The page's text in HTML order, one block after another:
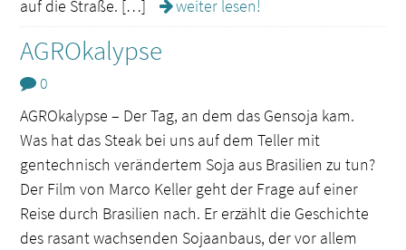
auf die Straße. […]
weiter lesen!
AGROkalypse
0
AGROkalypse – Der Tag, an dem das Gensoja kam.
Was hat das Steak bei uns auf dem Teller mit
gentechnisch verändertem Soja aus Brasilien zu tun?
Der Film von Marco Keller geht der Frage auf einer
Reise durch Brasilien nach. Er erzählt die Geschichte
des rasant wachsenden Sojaanbaus, der vor allem